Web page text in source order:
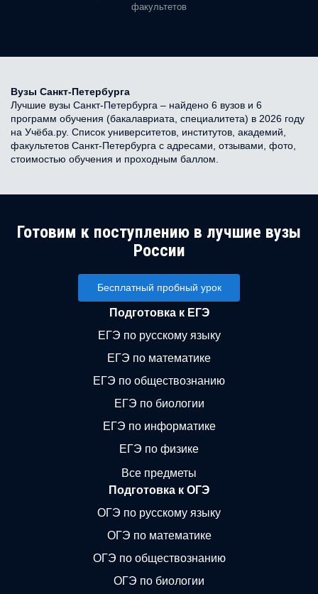
факультетов
Вузы Санкт-Петербурга
Лучшие вузы Санкт-Петербурга – найдено 6 вузов и 6
программ обучения (бакалавриата, специалитета) в 2026 году
на Учёба.ру. Список университетов, институтов, академий,
факультетов Санкт-Петербурга с адресами, отзывами, фото,
стоимостью обучения и проходным баллом.
Готовим к поступлению в лучшие вузы
России
Бесплатный пробный урок
Подготовка к ЕГЭ
ЕГЭ по русскому языку
ЕГЭ по математике
ЕГЭ по обществознанию
ЕГЭ по биологии
ЕГЭ по информатике
ЕГЭ по физике
Все предметы
Подготовка к ОГЭ
ОГЭ по русскому языку
ОГЭ по математике
ОГЭ по обществознанию
ОГЭ по биологии